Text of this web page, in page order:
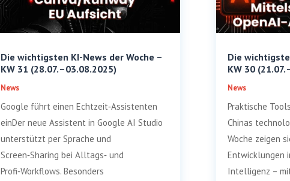
Die wichtigsten KI-News der Woche –
KW 31 (28.07. –03.08.2025)
News
Google führt einen Echtzeit‑Assistenten
einDer neue Assistent in Google AI Studio
unterstützt per Sprache und
Screen‑Sharing bei Alltags‑ und
Profi‑Workflows. Besonders
Die
KW 30 (21.07.
News
Praktische
Chinas
Woche zeigen
Entwicklungen
Intelligenz –